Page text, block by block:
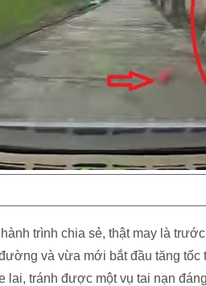
trình chia sẻ, thật may là
và vừa mới bắt đầu tăng tốc
lai, tránh được một vụ tai nạn